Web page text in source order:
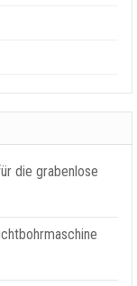
die grabenlose